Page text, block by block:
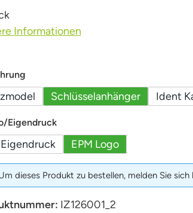
Informationen
auswählen
Schlüsselanhänger Ident
Eigendruckauswählen
EPM Logo
dieses Produkt zu bestellen, melden Sie
IZ126001_2